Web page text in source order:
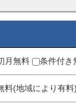
月無料 条件付き
料(地域により有料)